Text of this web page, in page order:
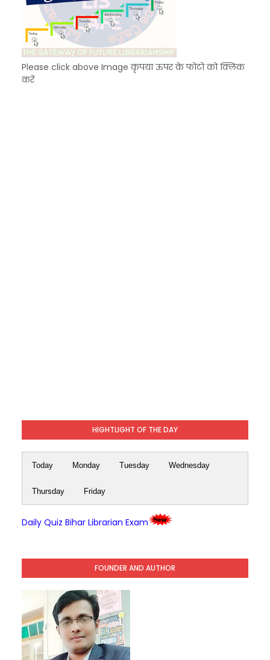
Please click above Image कृपया ऊपर के फोटो को क्लिक
करें
HIGHTLIGHT OF THE DAY
Today Monday Tuesday Wednesday
Thursday Friday
Daily Quiz Bihar Librarian Exam
FOUNDER AND AUTHOR